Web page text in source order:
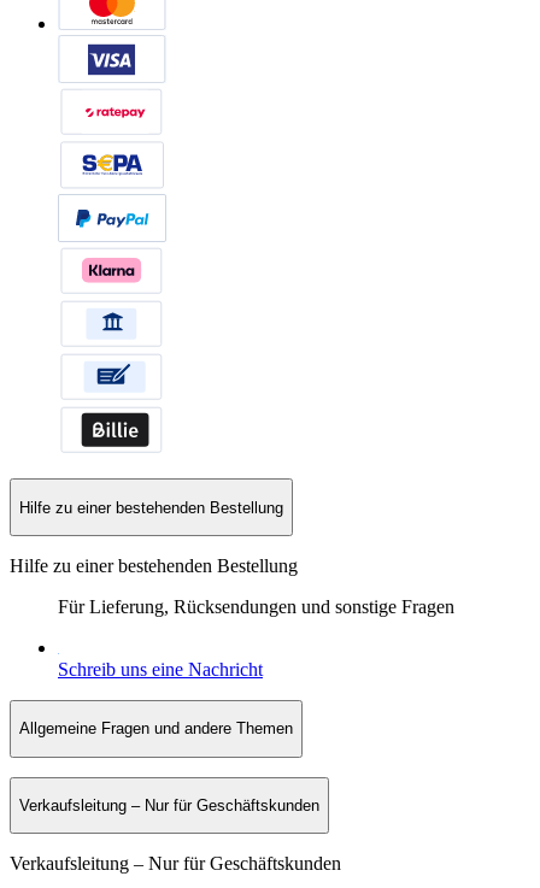
Hilfe zu einer bestehenden Bestellung
Hilfe zu einer bestehenden Bestellung
Für Lieferung, Rücksendungen und sonstige Fragen
Schreib uns eine Nachricht
Allgemeine Fragen und andere Themen
Verkaufsleitung – Nur für Geschäftskunden
Verkaufsleitung – Nur für Geschäftskunden